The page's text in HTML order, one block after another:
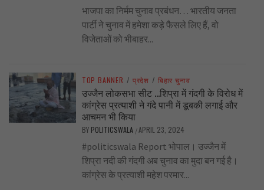
भाजपा का निर्मम चुनाव प्रबंधन… भारतीय जनता
पार्टी ने चुनाव में हमेशा कड़े फैसले लिए हैं, वो
विजेताओं को भीबाहर...
TOP BANNER / प्रदेश / बिहार चुनाव
उज्जैन लोकसभा सीट …शिप्रा में गंदगी के विरोध में
कांग्रेस प्रत्याशी ने गंदे पानी में डूबकी लगाई और
आचमन भी किया
BY POLITICSWALA /APRIL 23, 2024
#politicswala Report भोपाल। उज्जैन में
शिप्रा नदी की गंदगी अब चुनाव का मुदा बन गई है।
कांग्रेस के प्रत्याशी महेश परमार...